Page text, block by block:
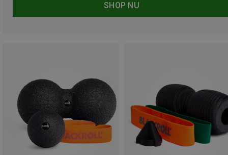
SHOP NU